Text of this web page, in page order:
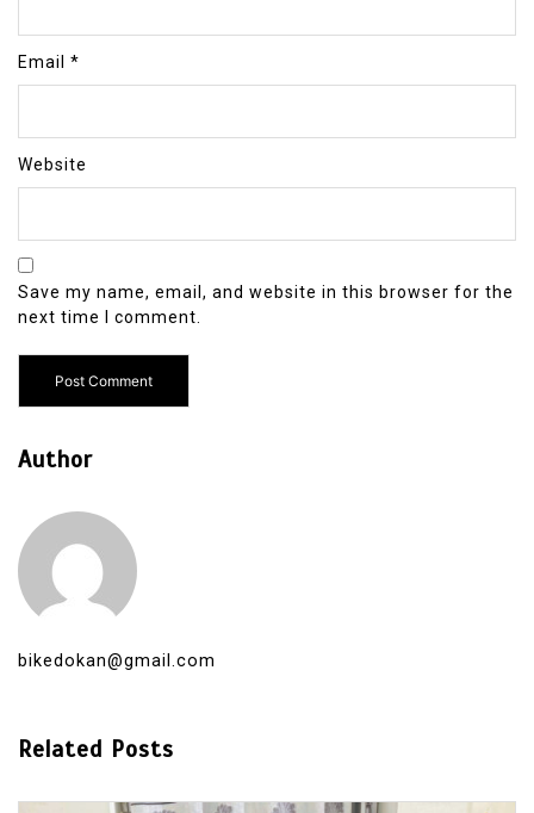
Email *
Website
Save my name, email, and website in this browser for the
next time I comment.
Author
bikedokan@gmail.com
Related Posts